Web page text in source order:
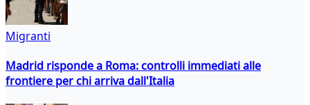
Migranti
Madrid risponde a Roma: controlli immediati alle
frontiere per chi arriva dall'Italia